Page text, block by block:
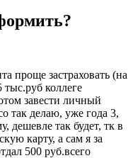
проще застраховать (на
коллеге
завести личный
так делаю, уже года 3,
дешевле так будет, тк в
карту, а сам я за
500 руб.всего